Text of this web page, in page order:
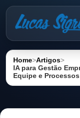
Home>Artigos>
IA para Gestão
Equipe e Processos